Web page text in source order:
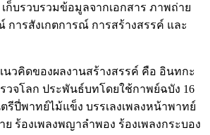
เก็บรวบรวมข้อมูลจากเอกสาร ภาพถ่าย
ารสังเกตการณ์ การสร้างสรรค์ และ
วคิดของผลงานสร้างสรรค์ คือ อินทกะ
วจโลก ประพันธ์บทโดยใช้กาพย์ฉบัง 16
รีปี่พาทย์ไม้แข็ง บรรเลงเพลงหน้าพาทย์
ร้องเพลงพญาลำพอง ร้องเพลงกระบอง